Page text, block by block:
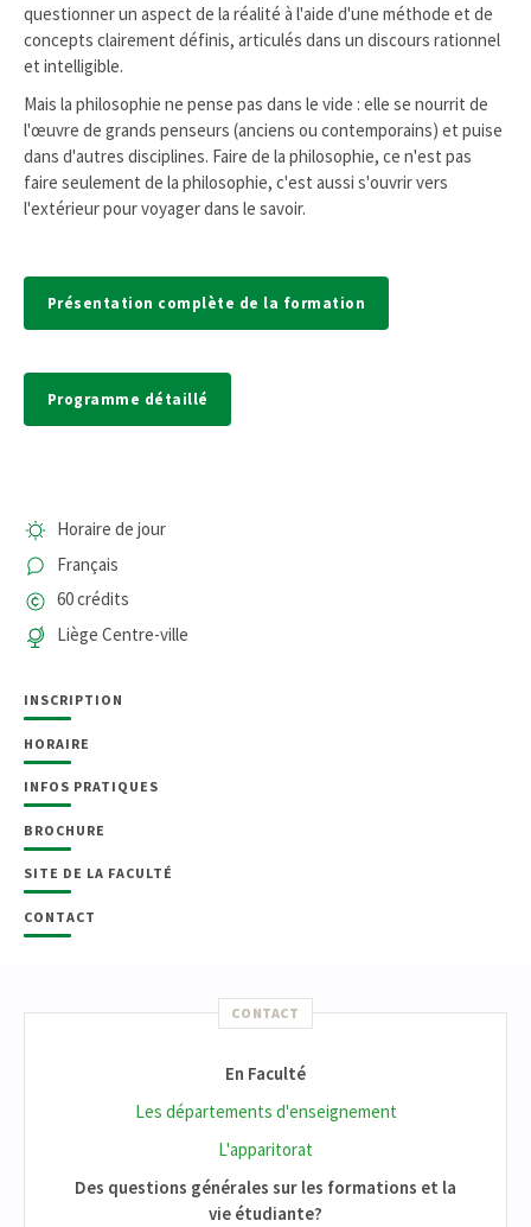
questionner un aspect de la réalité à l'aide d'une méthode et de
concepts clairement définis, articulés dans un discours rationnel
et intelligible.
Mais la philosophie ne pense pas dans le vide : elle se nourrit de
l'œuvre de grands penseurs (anciens ou contemporains) et puise
dans d'autres disciplines. Faire de la philosophie, ce n'est pas
faire seulement de la philosophie, c'est aussi s'ouvrir vers
l'extérieur pour voyager dans le savoir.
Présentation complète de la formation
Programme détaillé
Horaire de jour
Français
60 crédits
Liège Centre-ville
INSCRIPTION
HORAIRE
INFOS PRATIQUES
BROCHURE
SITE DE LA FACULTÉ
CONTACT
CONTACT
En Faculté
Les départements d'enseignement
L'apparitorat
Des questions générales sur les formations et la
vie étudiante?